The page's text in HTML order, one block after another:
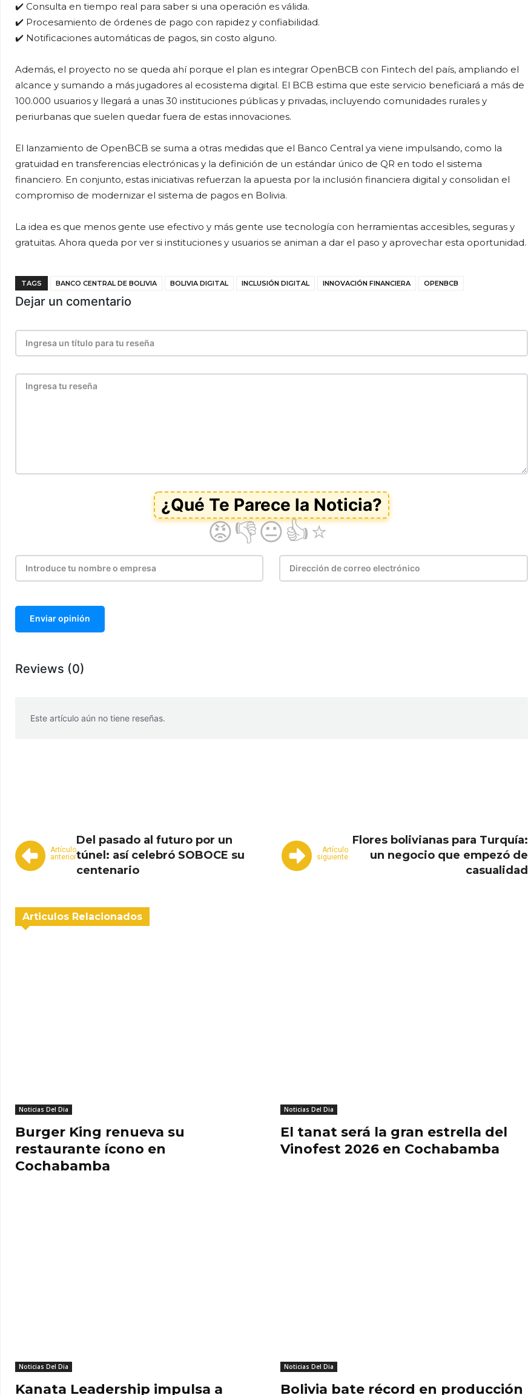
✔️ Consulta en tiempo real para saber si una operación es válida.
✔️ Procesamiento de órdenes de pago con rapidez y confiabilidad.
✔️ Notificaciones automáticas de pagos, sin costo alguno.
Además, el proyecto no se queda ahí porque el plan es integrar OpenBCB con Fintech del país, ampliando el
alcance y sumando a más jugadores al ecosistema digital. El BCB estima que este servicio beneficiará a más de
100.000 usuarios y llegará a unas 30 instituciones públicas y privadas, incluyendo comunidades rurales y
periurbanas que suelen quedar fuera de estas innovaciones.
El lanzamiento de OpenBCB se suma a otras medidas que el Banco Central ya viene impulsando, como la
gratuidad en transferencias electrónicas y la definición de un estándar único de QR en todo el sistema
financiero. En conjunto, estas iniciativas refuerzan la apuesta por la inclusión financiera digital y consolidan el
compromiso de modernizar el sistema de pagos en Bolivia.
La idea es que menos gente use efectivo y más gente use tecnología con herramientas accesibles, seguras y
gratuitas. Ahora queda por ver si instituciones y usuarios se animan a dar el paso y aprovechar esta oportunidad.
TAGS BANCO CENTRAL DE BOLIVIA BOLIVIA DIGITAL INCLUSIÓN DIGITAL INNOVACIÓN FINANCIERA OPENBCB
Dejar un comentario
Enviar opinión
Reviews (0)
Este artículo aún no tiene reseñas.
Artículo
anterior
Del pasado al futuro por un
túnel: así celebró SOBOCE su
centenario
Artículo
siguiente
Flores bolivianas para Turquía:
un negocio que empezó de
casualidad
Articulos Relacionados
Noticias Del Dia
Burger King renueva su
restaurante ícono en
Cochabamba
Noticias Del Dia
El tanat será la gran estrella del
Vinofest 2026 en Cochabamba
Noticias Del Dia
Kanata Leadership impulsa a
Noticias Del Dia
Bolivia bate récord en producción